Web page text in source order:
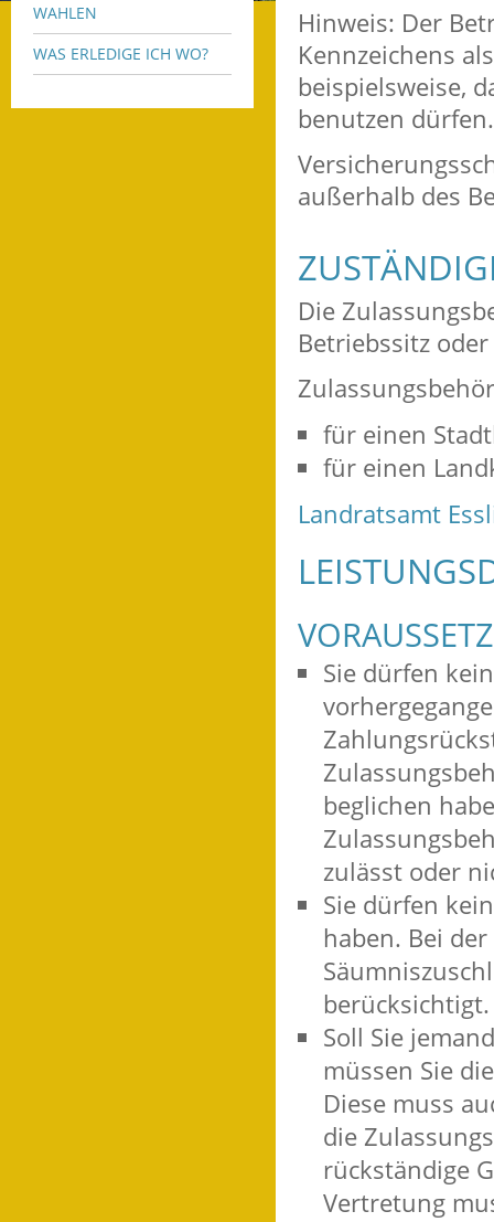
WAHLEN
WAS ERLEDIGE ICH WO?
Hinweis: Der
Kennzeichens
beispielsweise,
benutzen dürfen.
außerhalb des
Die
Betriebssitz
für einen
für einen
Landratsamt
Sie dürfen
Zulas
beglichen
Zulas
zulässt oder
Sie dürfen
haben. Bei
berücksichtigt.
Soll Sie
müssen Sie
Diese muss
die
rückständige
Vertretung